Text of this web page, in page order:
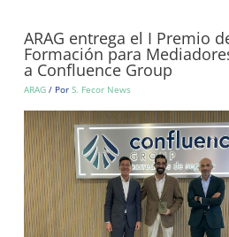
ARAG entrega el I Premio
Formación para
a Confluence Group
ARAG / Por S. Fecor News